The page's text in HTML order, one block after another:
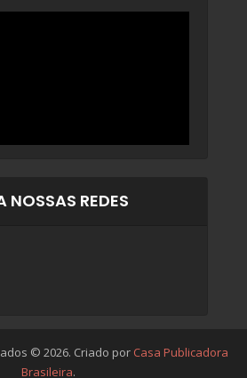
NOSSAS REDES
© 2026. Criado por Casa Publicadora
Brasileira.